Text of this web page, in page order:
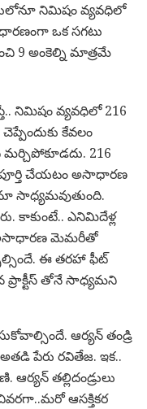
నిమిషం వ్యవధిలో
ఒక సగటు
9 అంకెల్ని మాత్రమే
వ్యవధిలో 216
కేవలం
216
పూర్తి చేయటం అసాధారణ
సాధ్యమవుతుంది.
కాకుంటే.. ఎనిమిదేళ్ల
అసాధారణ మెమరీతో
ఈ తరహా ఫీట్
తోనే సాధ్యమని
ఆర్యన్ తండ్రి
పేరు రవితేజ. ఇక..
తల్లిదండ్రులు
ఆసక్తికర